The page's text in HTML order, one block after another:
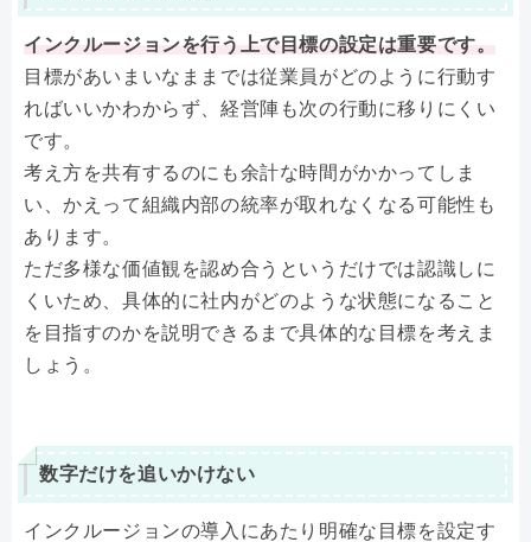
インクルージョンを行う上で目標の設定は重要です。
目標があいまいなままでは従業員がどのように行動す
ればいいかわからず、経営陣も次の行動に移りにくい
です。
考え方を共有するのにも余計な時間がかかってしま
い、かえって組織内部の統率が取れなくなる可能性も
あります。
ただ多様な価値観を認め合うというだけでは認識しに
くいため、具体的に社内がどのような状態になること
を目指すのかを説明できるまで具体的な目標を考えま
しょう。
数字だけを追いかけない
インクルージョンの導入にあたり明確な目標を設定す